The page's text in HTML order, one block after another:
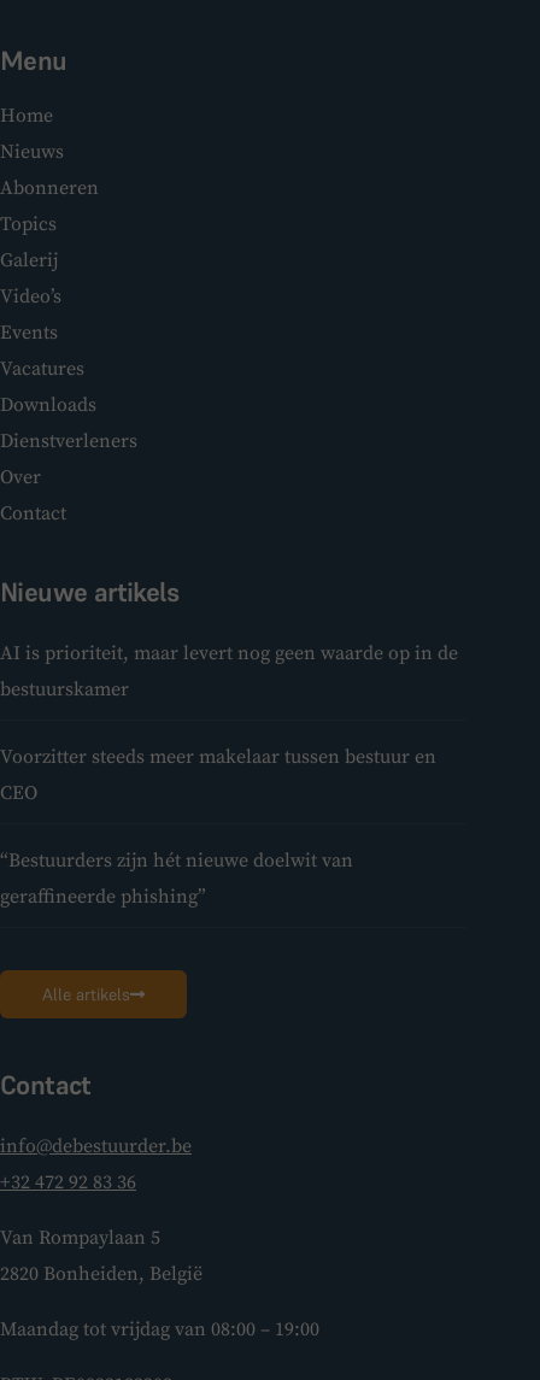
Menu
Home
Nieuws
Abonneren
Topics
Galerij
Video’s
Events
Vacatures
Downloads
Dienstverleners
Over
Contact
Nieuwe artikels
AI is prioriteit, maar levert nog geen waarde op in de
bestuurskamer
Voorzitter steeds meer makelaar tussen bestuur en
CEO
“Bestuurders zijn hét nieuwe doelwit van
geraffineerde phishing”
Alle artikels
Contact
info@debestuurder.be
+32 472 92 83 36
Van Rompaylaan 5
2820 Bonheiden, België
Maandag tot vrijdag van 08:00 – 19:00